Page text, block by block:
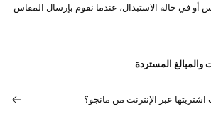
أو في حالة الاستبدال، عندما نقوم بإرسال المقاس
المستردة
عبر الإنترنت من مانجو؟